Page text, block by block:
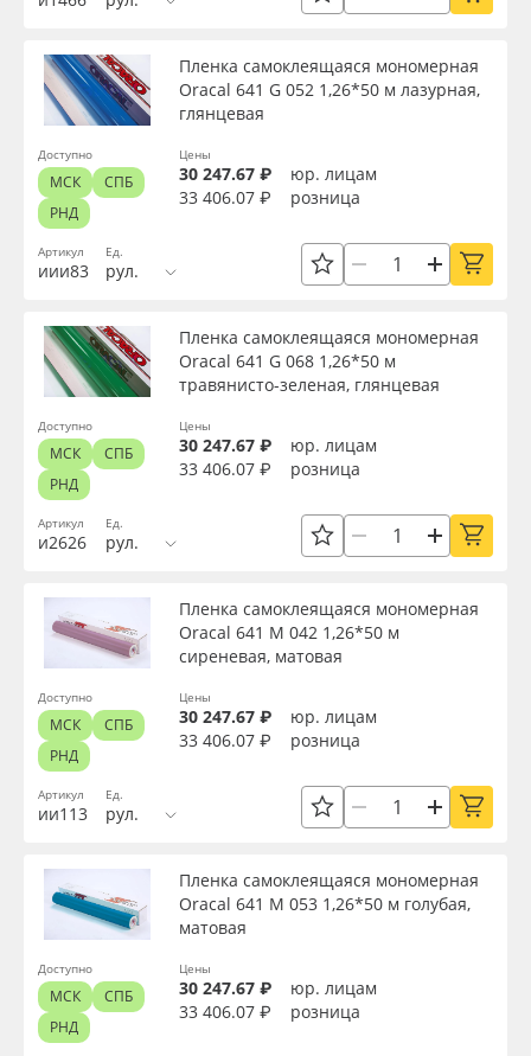
Артикул
иии83
Пленка самоклеящаяся мономерная
Oracal 641 G 052 1,26*50 м лазурная,
глянцевая
Ед.
рул.
Цены
30 247.67 ₽
юр. лицам
33 406.07 ₽
розница
Доступно
МСК
СПБ
РНД
Артикул
и2626
Пленка самоклеящаяся мономерная
Oracal 641 G 068 1,26*50 м
травянисто-зеленая, глянцевая
Ед.
рул.
Цены
30 247.67 ₽
юр. лицам
33 406.07 ₽
розница
Доступно
МСК
СПБ
РНД
Артикул
ии113
Пленка самоклеящаяся мономерная
Oracal 641 M 042 1,26*50 м
сиреневая, матовая
Ед.
рул.
Цены
30 247.67 ₽
юр. лицам
33 406.07 ₽
розница
Доступно
МСК
СПБ
РНД
Пленка самоклеящаяся мономерная
Oracal 641 M 053 1,26*50 м голубая,
матовая
Цены
30 247.67 ₽
юр. лицам
33 406.07 ₽
розница
Доступно
МСК
СПБ
РНД